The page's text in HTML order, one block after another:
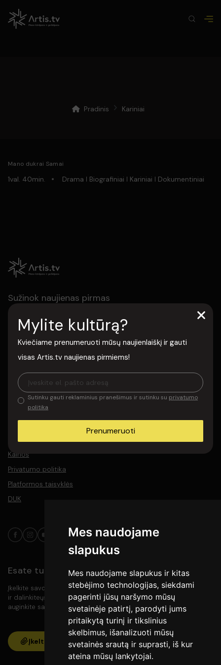
Mes naudojame
slapukus
Mes naudojame slapukus ir kitas
stebėjimo technologijas, siekdami
pagerinti jūsų naršymo mūsų
svetainėje patirtį, parodyti jums
pritaikytą turinį ir tikslinius
skelbimus, išanalizuoti mūsų
svetainės srautą ir suprasti, iš kur
ateina mūsų lankytojai.
Pradinis Kariniai
Mano dukrai Samai
1val. 40min. Drama Biografiniai Kariniai Dokumentiniai
Sužinok naujienas pirmas
Prenumeruok naujienlaiškį ir pirmas sužinok apie naujus projektus,
premjeras ir išskirtinius pasiūlymus. Gauk atrinktą kultūros turinį
tiesiai į savo paštą ir nepraleisk to, kas svarbu meno
bendruomenei.
Prenumeruoti
Sutinku gauti reklaminius pranešimus ir sutinku su
Apie Artis.tv
Kontaktai
Kainos
Privatumo politika
Platformos taisyklės
DUK
Esate turinio kūrėjas?
Įkelkite savo video turinį į platformą, pasiekite platesnę auditoriją
ir dalinkiteųs savo kūryba su meno mylėtojais. Kurkite, rodykite ir
auginkite savo bendruomenę vienoje vietoje.
Įkelti
Mylite kultūrą?
Kviečiame prenumeruoti mūsų naujienlaiškį ir gauti
visas Artis.tv naujienas pirmiems!
Sutinku gauti reklaminius pranešimus ir sutinku su privatumo
politika
Prenumeruoti